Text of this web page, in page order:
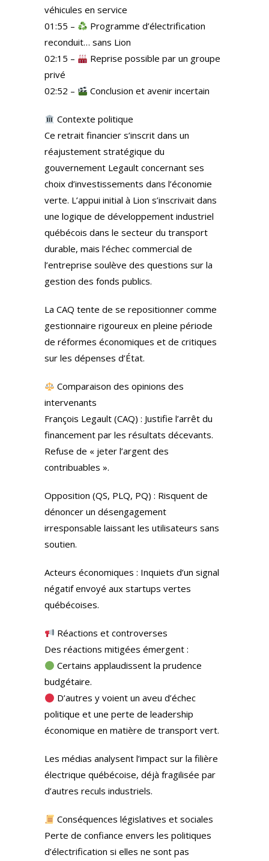
véhicules en service
01:55 –
Programme d’électrification
reconduit… sans Lion
02:15 –
Reprise possible par un groupe
privé
02:52 –
Conclusion et avenir incertain
Contexte politique
Ce retrait financier s’inscrit dans un
réajustement stratégique du
gouvernement Legault concernant ses
choix d’investissements dans l’économie
verte. L’appui initial à Lion s’inscrivait dans
une logique de développement industriel
québécois dans le secteur du transport
durable, mais l’échec commercial de
l’entreprise soulève des questions sur la
gestion des fonds publics.
La CAQ tente de se repositionner comme
gestionnaire rigoureux en pleine période
de réformes économiques et de critiques
sur les dépenses d’État.
Comparaison des opinions des
intervenants
François Legault (CAQ) : Justifie l’arrêt du
financement par les résultats décevants.
Refuse de « jeter l’argent des
contribuables ».
Opposition (QS, PLQ, PQ) : Risquent de
dénoncer un désengagement
irresponsable laissant les utilisateurs sans
soutien.
Acteurs économiques : Inquiets d’un signal
négatif envoyé aux startups vertes
québécoises.
Réactions et controverses
Des réactions mitigées émergent :
Certains applaudissent la prudence
budgétaire.
D’autres y voient un aveu d’échec
politique et une perte de leadership
économique en matière de transport vert.
Les médias analysent l’impact sur la filière
électrique québécoise, déjà fragilisée par
d’autres reculs industriels.
Conséquences législatives et sociales
Perte de confiance envers les politiques
d’électrification si elles ne sont pas